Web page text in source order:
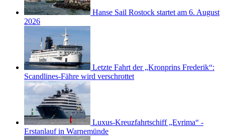
Hanse Sail Rostock startet am 6. August
2026
Letzte Fahrt der „Kronprins Frederik“:
Scandlines-Fähre wird verschrottet
Luxus-Kreuzfahrtschiff „Evrima“ -
Erstanlauf in Warnemünde